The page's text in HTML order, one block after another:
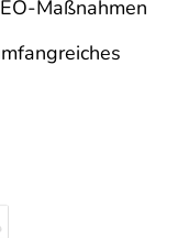
Maßnahmen